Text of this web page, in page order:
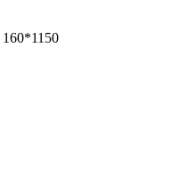
160*1150